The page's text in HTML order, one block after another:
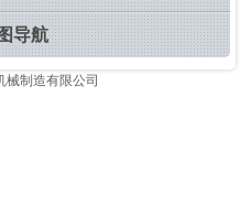
导航
械制造有限公司